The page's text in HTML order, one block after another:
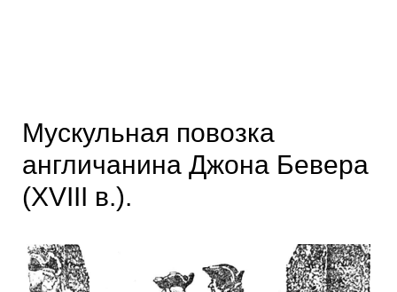
Мускульная повозка
англичанина Джона Бевера
(XVIII в.).